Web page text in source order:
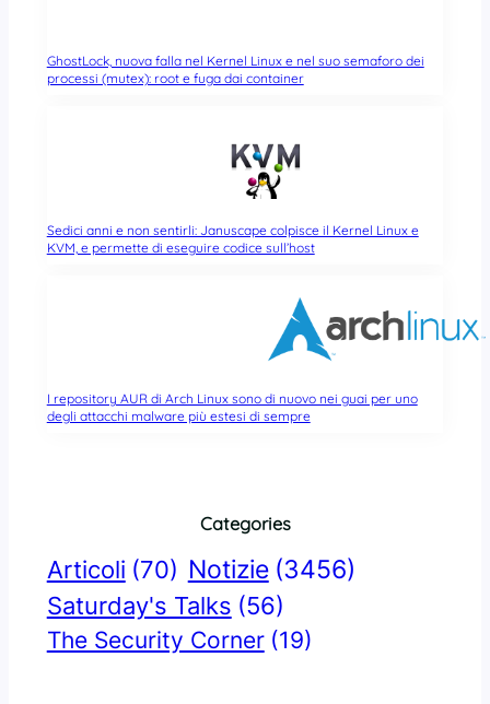
GhostLock, nuova falla nel Kernel Linux e nel suo semaforo dei
processi (mutex): root e fuga dai container
Sedici anni e non sentirli: Januscape colpisce il Kernel Linux e
KVM, e permette di eseguire codice sull’host
I repository AUR di Arch Linux sono di nuovo nei guai per uno
degli attacchi malware più estesi di sempre
Categories
Articoli (70) Notizie (3456)
Saturday's Talks (56)
The Security Corner (19)